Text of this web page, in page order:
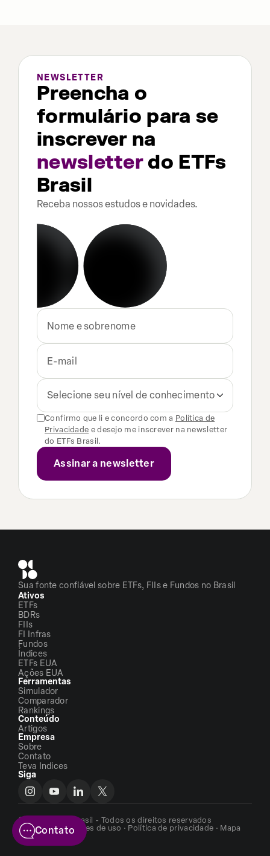
NEWSLETTER
Preencha o
formulário para se
inscrever na
newsletterdo ETFs
Brasil
Receba nossos estudos e novidades.
Selecione seu nível de conhecimento
Confirmo que li e concordo com a Política de
Privacidade e desejo me inscrever na newsletter
do ETFs Brasil.
Sua fonte confiável sobre ETFs, FIIs e Fundos no Brasil
Ativos
ETFs
BDRs
FIIs
FI Infras
Fundos
Índices
ETFs EUA
Ações EUA
Ferramentas
Simulador
Comparador
Rankings
Conteúdo
Artigos
Empresa
Sobre
Contato
Teva Indices
Siga
©2026 - ETFs Brasil - Todos os direitos reservados
Termos e condições de uso · Política de privacidade · Mapa
do siteContato